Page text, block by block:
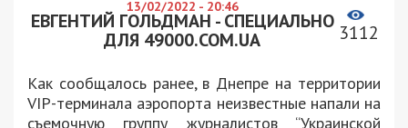
13/02/2022 - 20:46
ЕВГЕНТИЙ ГОЛЬДМАН - СПЕЦИАЛЬНО
ДЛЯ 49000.COM.UA
3112
Как сообщалось ранее, в Днепре на территории
VIP-терминала аэропорта неизвестные напали на
съемочную группу журналистов “Украинской